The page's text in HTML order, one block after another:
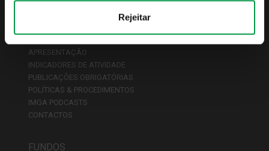
Rejeitar
APRESENTAÇÃO
INDICADORES DE ATIVIDADE
PUBLICAÇÕES OBRIGATÓRIAS
POLÍTICAS & PROCEDIMENTOS
IMGA PODCASTS
CONTACTOS
FUNDOS